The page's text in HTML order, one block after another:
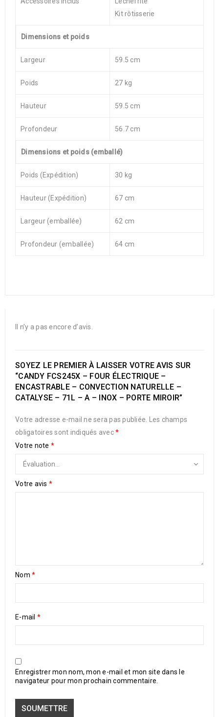
Kit rôtisserie
Dimensions et poids
Largeur 59.5 cm
Poids 27 kg
Hauteur 59.5 cm
Profondeur 56.7 cm
Dimensions et poids (emballé)
Poids (Expédition) 30 kg
Hauteur (Expédition) 67 cm
Largeur (emballée) 62 cm
Profondeur (emballée) 64 cm
Il n’y a pas encore d’avis.
SOYEZ LE PREMIER À LAISSER VOTRE AVIS SUR
“CANDY FCS245X – FOUR ÉLECTRIQUE –
ENCASTRABLE – CONVECTION NATURELLE –
CATALYSE – 71L – A – INOX – PORTE MIROIR”
Votre adresse e-mail ne sera pas publiée.
Les champs
obligatoires sont indiqués avec*
Votre note *
Votre avis *
Nom *
E-mail *
Enregistrer mon nom, mon e-mail et mon site dans le
navigateur pour mon prochain commentaire.